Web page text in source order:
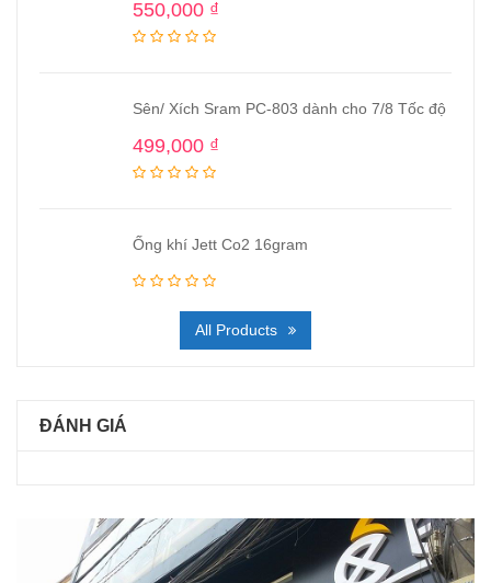
550,000 ₫
Sên/ Xích Sram PC-803 dành cho 7/8 Tốc độ
499,000 ₫
Ống khí Jett Co2 16gram
All Products
ĐÁNH GIÁ